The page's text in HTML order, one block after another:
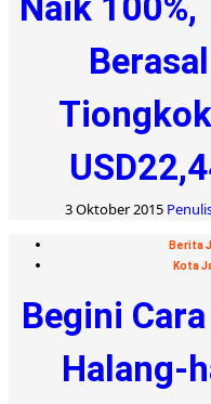
3 Oktober 2015
Berita
Kota
Begini
Halang-